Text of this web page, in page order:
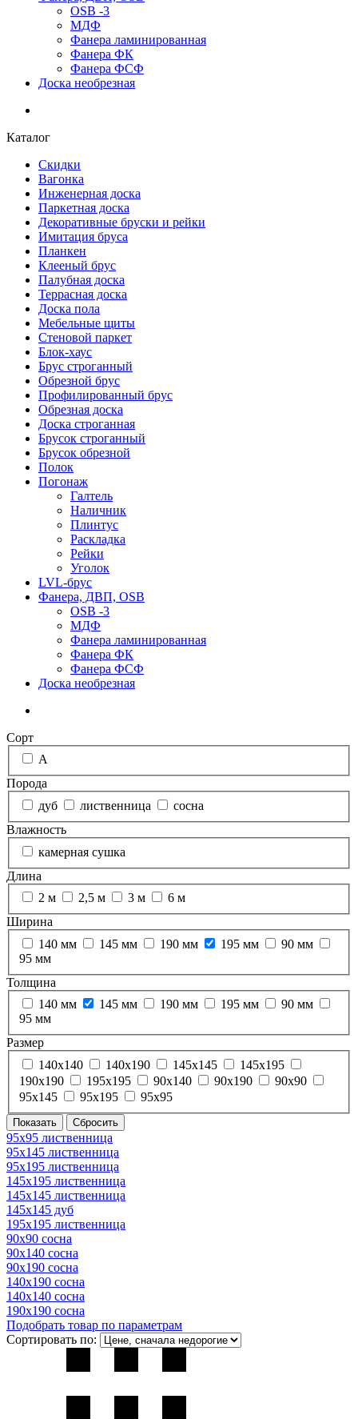
OSB -3
МДФ
Фанера ламинированная
Фанера ФК
Фанера ФСФ
Доска необрезная
Каталог
Скидки
Вагонка
Инженерная доска
Паркетная доска
Декоративные бруски и рейки
Имитация бруса
Планкен
Клееный брус
Палубная доска
Террасная доска
Доска пола
Мебельные щиты
Стеновой паркет
Блок-хаус
Брус строганный
Обрезной брус
Профилированный брус
Обрезная доска
Доска строганная
Брусок строганный
Брусок обрезной
Полок
Погонаж
Галтель
Наличник
Плинтус
Раскладка
Рейки
Уголок
LVL-брус
Фанера, ДВП, OSB
OSB -3
МДФ
Фанера ламинированная
Фанера ФК
Фанера ФСФ
Доска необрезная
Сорт
А
Порода
дуб
лиственница
сосна
Влажность
камерная сушка
Длина
2 м
2,5 м 3 м
6 м
Ширина
140 мм
145 мм 190 мм 195 мм
90 мм
95 мм
Толщина
140 мм
145 мм 190 мм 195 мм
90 мм
95 мм
Размер
140х140
140х190 145х145
145х195
190х190
195х195 90х140 90х190
90х90
95х145
95х195 95х95
95х95 лиственница
95х145 лиственница
95х195 лиственница
145х195 лиственница
145х145 лиственница
145х145 дуб
195х195 лиственница
90х90 сосна
90х140 сосна
90х190 сосна
140х190 сосна
140х140 сосна
190х190 сосна
Подобрать товар по параметрам
Сортировать по: